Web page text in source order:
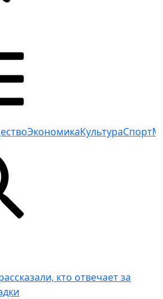
ЭкономикаКультураСпорт
кто отвечает за